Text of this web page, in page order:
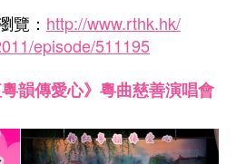
覽： http://www.rthk.hk/
episode/511195
韻傳愛心》粵曲慈善演唱會